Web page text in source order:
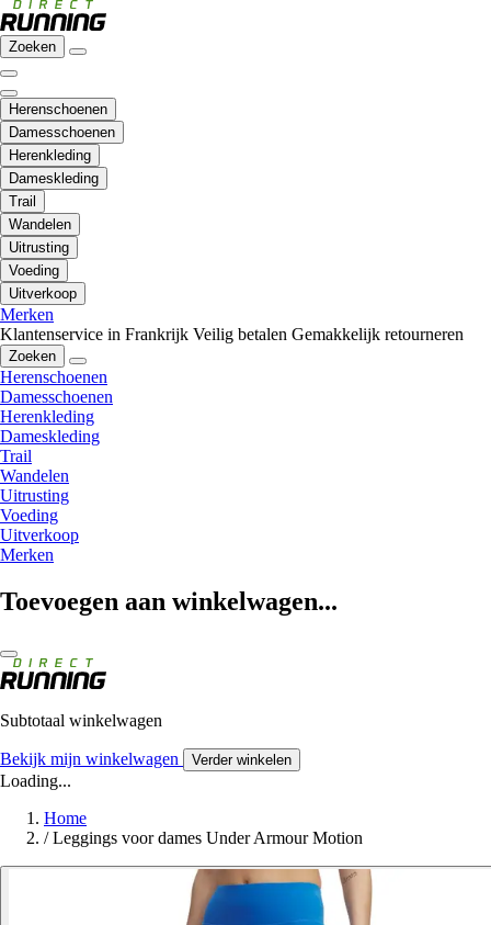
Zoeken
Herenschoenen
Damesschoenen
Herenkleding
Dameskleding
Trail
Wandelen
Uitrusting
Voeding
Uitverkoop
Merken
Klantenservice in Frankrijk Veilig betalen Gemakkelijk retourneren
Zoeken
Herenschoenen
Damesschoenen
Herenkleding
Dameskleding
Trail
Wandelen
Uitrusting
Voeding
Uitverkoop
Merken
Toevoegen aan winkelwagen...
Subtotaal winkelwagen
Bekijk mijn winkelwagen Verder winkelen
Loading...
Home
/ Leggings voor dames Under Armour Motion